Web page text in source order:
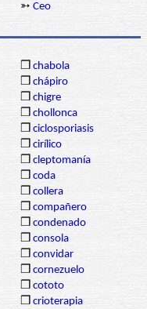
➳ Ceo
❒ chabola
❒ chápiro
❒ chigre
❒ chollonca
❒ ciclosporiasis
❒ cirílico
❒ cleptomanía
❒ coda
❒ collera
❒ compañero
❒ condenado
❒ consola
❒ convidar
❒ cornezuelo
❒ cototo
❒ crioterapia